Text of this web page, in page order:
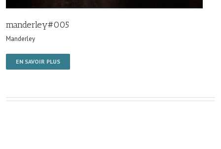
manderley#005
Manderley
EN SAVOIR PLUS